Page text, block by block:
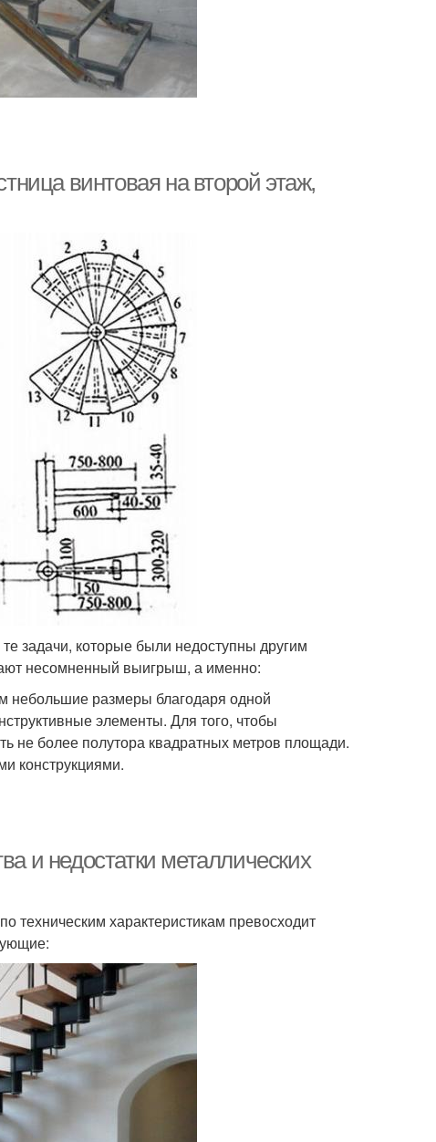
винтовая на второй этаж,
задачи, которые были недоступны другим
несомненный выигрыш, а именно:
небольшие размеры благодаря одной
элементы. Для того, чтобы
не более полутора квадратных метров площади.
конструкциями.
и недостатки металлических
техническим характеристикам превосходит